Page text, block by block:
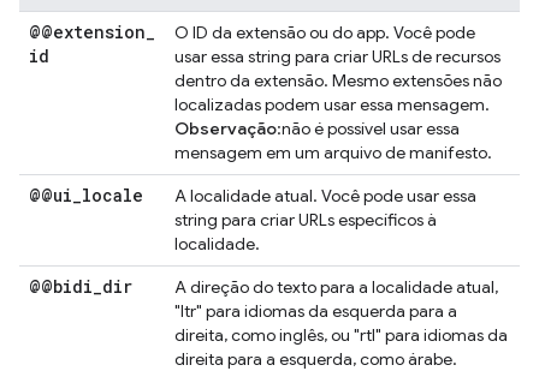
@@extension
id
O ID da extensão ou do app. Você pode
usar essa string para criar URLs de recursos
dentro da extensão. Mesmo extensões não
localizadas podem usar essa mensagem.
Observação:não é possível usar essa
mensagem em um arquivo de manifesto.
@@ui locale
A localidade atual. Você pode usar essa
string para criar URLs específicos à
localidade.
@@bidi dir
A direção do texto para a localidade atual,
"ltr" para idiomas da esquerda para a
direita, como inglês, ou "rtl" para idiomas da
direita para a esquerda, como árabe.